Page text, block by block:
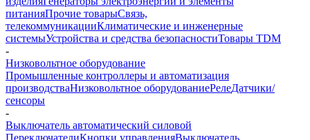
питанияПрочие товарыСвязь,
телекоммуникацииКлиматические и инженерные
системыУстройства и средства безопасностиТовары TDM
-
Низковольтное оборудование
Промышленные контроллеры и автоматизация
производстваНизковольтное оборудованиеРелеДатчики/
сенсоры
-
Выключатель автоматический силовой
ПереключателиКнопки управленияВыключатель